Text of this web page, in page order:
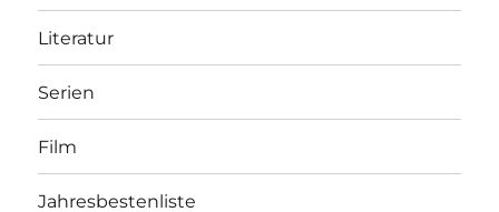
Literatur
Serien
Film
Jahresbestenliste